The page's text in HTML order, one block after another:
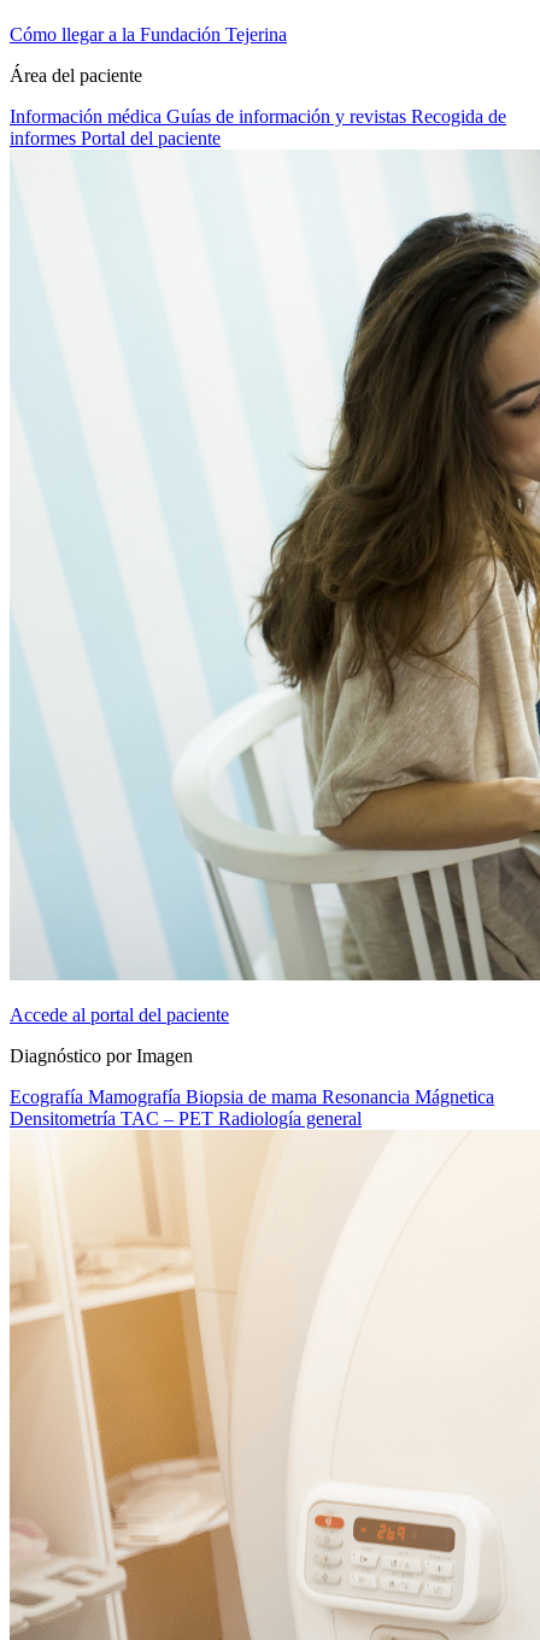
Cómo llegar a la Fundación Tejerina
Área del paciente
Información médica Guías de información y revistas Recogida de
informes Portal del paciente
Accede al portal del paciente
Diagnóstico por Imagen
Ecografía Mamografía Biopsia de mama Resonancia Mágnetica
Densitometría TAC – PET Radiología general